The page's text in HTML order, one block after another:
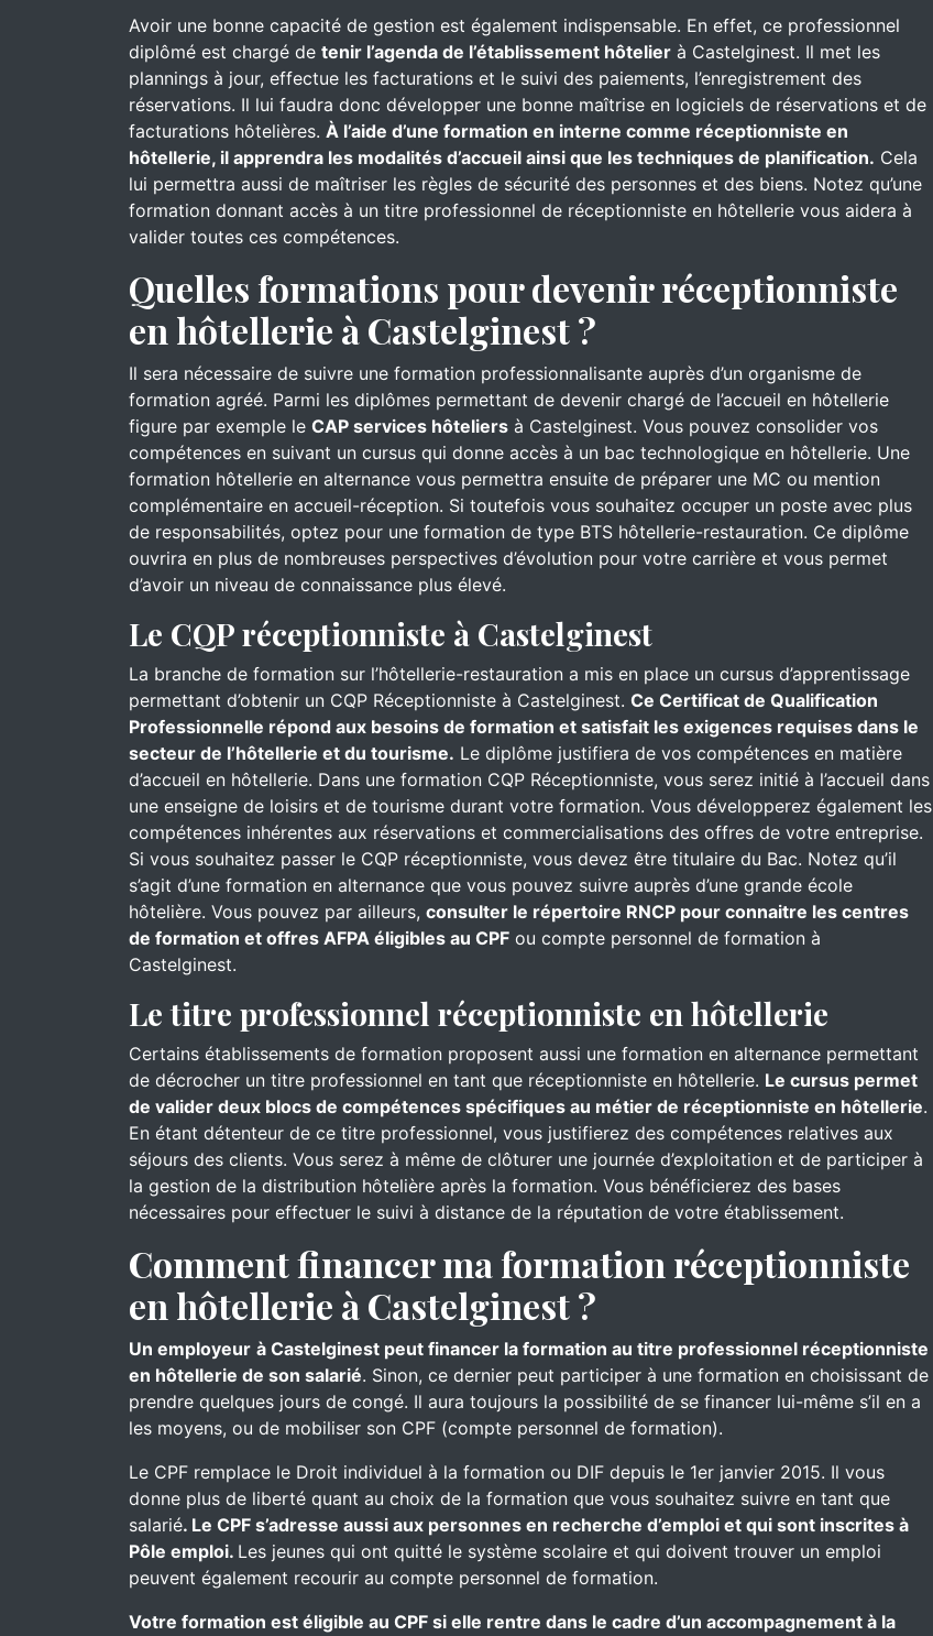
Avoir une bonne capacité de gestion est également indispensable. En effet, ce professionnel
diplômé est chargé de tenir l’agenda de l’établissement hôtelier à Castelginest. Il met les
plannings à jour, effectue les facturations et le suivi des paiements, l’enregistrement des
réservations. Il lui faudra donc développer une bonne maîtrise en logiciels de réservations et de
facturations hôtelières. À l’aide d’une formation en interne comme réceptionniste en
hôtellerie, il apprendra les modalités d’accueil ainsi que les techniques de planification. Cela
lui permettra aussi de maîtriser les règles de sécurité des personnes et des biens. Notez qu’une
formation donnant accès à un titre professionnel de réceptionniste en hôtellerie vous aidera à
valider toutes ces compétences.
Quelles formations pour devenir réceptionniste
en hôtellerie à Castelginest ?
Il sera nécessaire de suivre une formation professionnalisante auprès d’un organisme de
formation agréé. Parmi les diplômes permettant de devenir chargé de l’accueil en hôtellerie
figure par exemple le CAP services hôteliers à Castelginest. Vous pouvez consolider vos
compétences en suivant un cursus qui donne accès à un bac technologique en hôtellerie. Une
formation hôtellerie en alternance vous permettra ensuite de préparer une MC ou mention
complémentaire en accueil-réception. Si toutefois vous souhaitez occuper un poste avec plus
de responsabilités, optez pour une formation de type BTS hôtellerie-restauration. Ce diplôme
ouvrira en plus de nombreuses perspectives d’évolution pour votre carrière et vous permet
d’avoir un niveau de connaissance plus élevé.
Le CQP réceptionniste à Castelginest
La branche de formation sur l’hôtellerie-restauration a mis en place un cursus d’apprentissage
permettant d’obtenir un CQP Réceptionniste à Castelginest. Ce Certificat de Qualification
Professionnelle répond aux besoins de formation et satisfait les exigences requises dans le
secteur de l’hôtellerie et du tourisme. Le diplôme justifiera de vos compétences en matière
d’accueil en hôtellerie. Dans une formation CQP Réceptionniste, vous serez initié à l’accueil dans
une enseigne de loisirs et de tourisme durant votre formation. Vous développerez également les
compétences inhérentes aux réservations et commercialisations des offres de votre entreprise.
Si vous souhaitez passer le CQP réceptionniste, vous devez être titulaire du Bac. Notez qu’il
s’agit d’une formation en alternance que vous pouvez suivre auprès d’une grande école
hôtelière. Vous pouvez par ailleurs, consulter le répertoire RNCP pour connaitre les centres
de formation et offres AFPA éligibles au CPF ou compte personnel de formation à
Castelginest.
Le titre professionnel réceptionniste en hôtellerie
Certains établissements de formation proposent aussi une formation en alternance permettant
de décrocher un titre professionnel en tant que réceptionniste en hôtellerie. Le cursus permet
de valider deux blocs de compétences spécifiques au métier de réceptionniste en hôtellerie.
En étant détenteur de ce titre professionnel, vous justifierez des compétences relatives aux
séjours des clients. Vous serez à même de clôturer une journée d’exploitation et de participer à
la gestion de la distribution hôtelière après la formation. Vous bénéficierez des bases
nécessaires pour effectuer le suivi à distance de la réputation de votre établissement.
Comment financer ma formation réceptionniste
en hôtellerie à Castelginest ?
Un employeur à Castelginest peut financer la formation au titre professionnel réceptionniste
en hôtellerie de son salarié. Sinon, ce dernier peut participer à une formation en choisissant de
prendre quelques jours de congé. Il aura toujours la possibilité de se financer lui-même s’il en a
les moyens, ou de mobiliser son CPF (compte personnel de formation).
Le CPF remplace le Droit individuel à la formation ou DIF depuis le 1er janvier 2015. Il vous
donne plus de liberté quant au choix de la formation que vous souhaitez suivre en tant que
salarié. Le CPF s’adresse aussi aux personnes en recherche d’emploi et qui sont inscrites à
Pôle emploi. Les jeunes qui ont quitté le système scolaire et qui doivent trouver un emploi
peuvent également recourir au compte personnel de formation.
Votre formation est éligible au CPF si elle rentre dans le cadre d’un accompagnement à la